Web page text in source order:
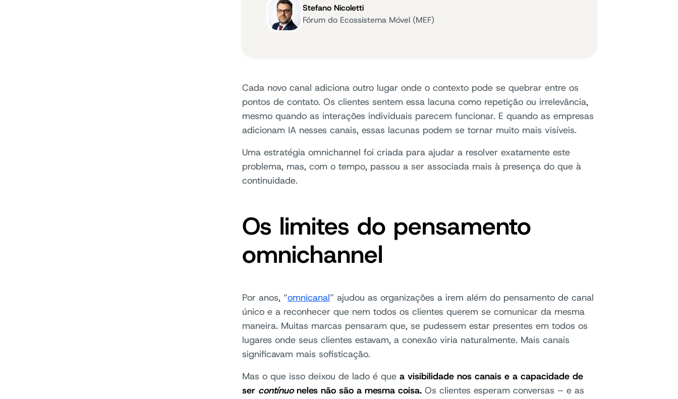
Stefano Nicoletti
Fórum do Ecossistema Móvel (MEF)
Cada novo canal adiciona outro lugar onde o contexto pode se quebrar entre os
pontos de contato. Os clientes sentem essa lacuna como repetição ou irrelevância,
mesmo quando as interações individuais parecem funcionar. E quando as empresas
adicionam IA nesses canais, essas lacunas podem se tornar muito mais visíveis.
Uma estratégia omnichannel foi criada para ajudar a resolver exatamente este
problema, mas, com o tempo, passou a ser associada mais à presença do que à
continuidade.
Os limites do pensamento
omnichannel
Por anos, “omnicanal” ajudou as organizações a irem além do pensamento de canal
único e a reconhecer que nem todos os clientes querem se comunicar da mesma
maneira. Muitas marcas pensaram que, se pudessem estar presentes em todos os
lugares onde seus clientes estavam, a conexão viria naturalmente. Mais canais
significavam mais sofisticação.
Mas o que isso deixou de lado é que a visibilidade nos canais e a capacidade de
ser contínuoneles não são a mesma coisa. Os clientes esperam conversas – e as